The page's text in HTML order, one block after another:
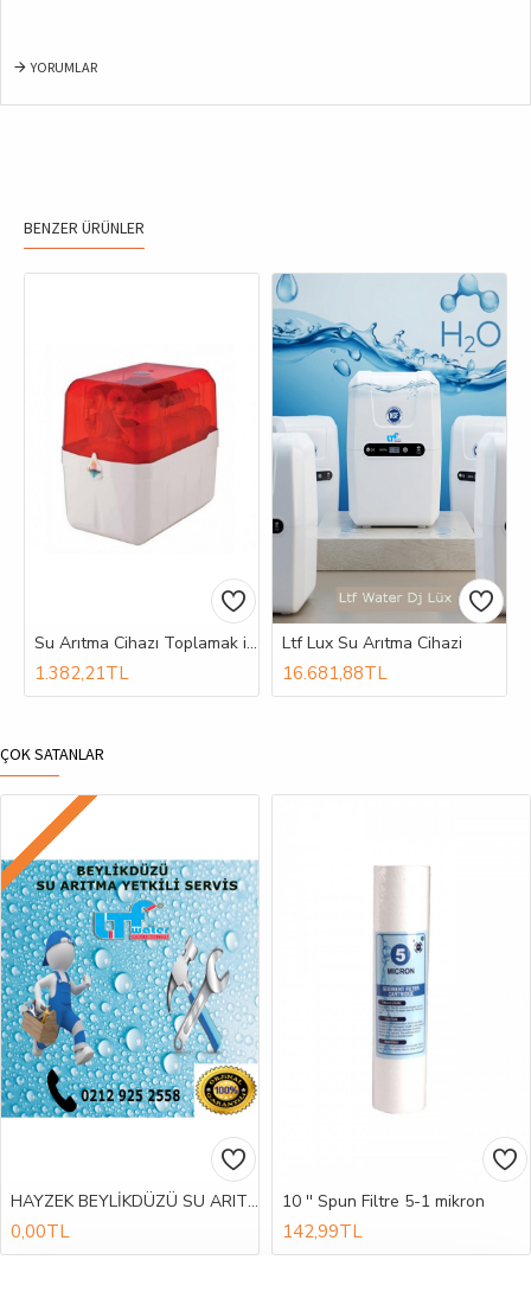
YORUMLAR
BENZER ÜRÜNLER
Su Arıtma Cihazı Toplamak için Boş Kasa
1.382,21TL
Ltf Lux Su Arıtma Cihazi
16.681,88TL
ÇOK SATANLAR
HAYZEK BEYLİKDÜZÜ SU ARITMA YETKİLİ SERVİS
0,00TL
10 '' Spun Filtre 5-1 mikron
142,99TL